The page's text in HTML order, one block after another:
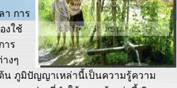
า การ
งใช้
าร
งๆ
น ภูมิปัญญาเหล่านี้เป็นความรู้ความ